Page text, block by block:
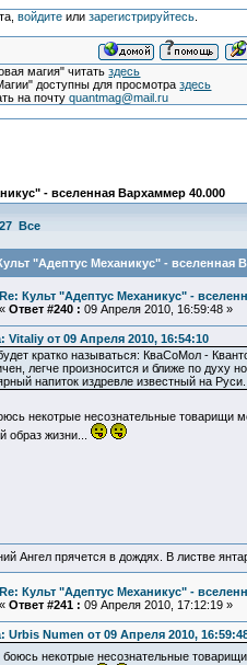
войдитеили зарегистрируйтесь.
магия" читатьздесь
доступны для просмотраздесь
на почтуquantmag@mail.ru
- вселенная Вархаммер 40.000
27 Все
"Адептус Механикус" - вселенная
Re: Культ "Адептус Механикус" -
« Ответ #240 : 09 Апреля 2010, 16:59:48 »
Vitaliy от 09 Апреля 2010, 16:54:10
кратко называться: КваСоМол -
легче произносится и ближе по духу
напиток издревле известный на
некотрые несознательные товарищи
образ жизни...
Ангел прячется в дождях. В листве
Re: Культ "Адептус Механикус" -
« Ответ #241 : 09 Апреля 2010, 17:12:19 »
Urbis Numen от 09 Апреля 2010,
боюсь некотрые несознательные